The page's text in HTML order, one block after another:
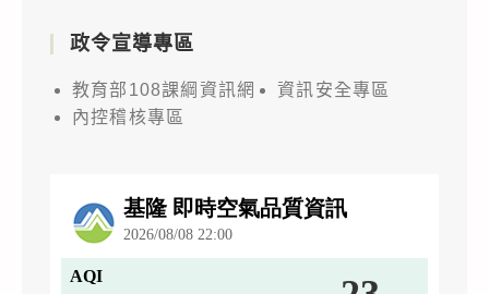
政令宣導專區
教育部108課綱資訊網
資訊安全專區
內控稽核專區